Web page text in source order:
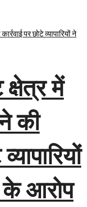
में
की
के आरोप